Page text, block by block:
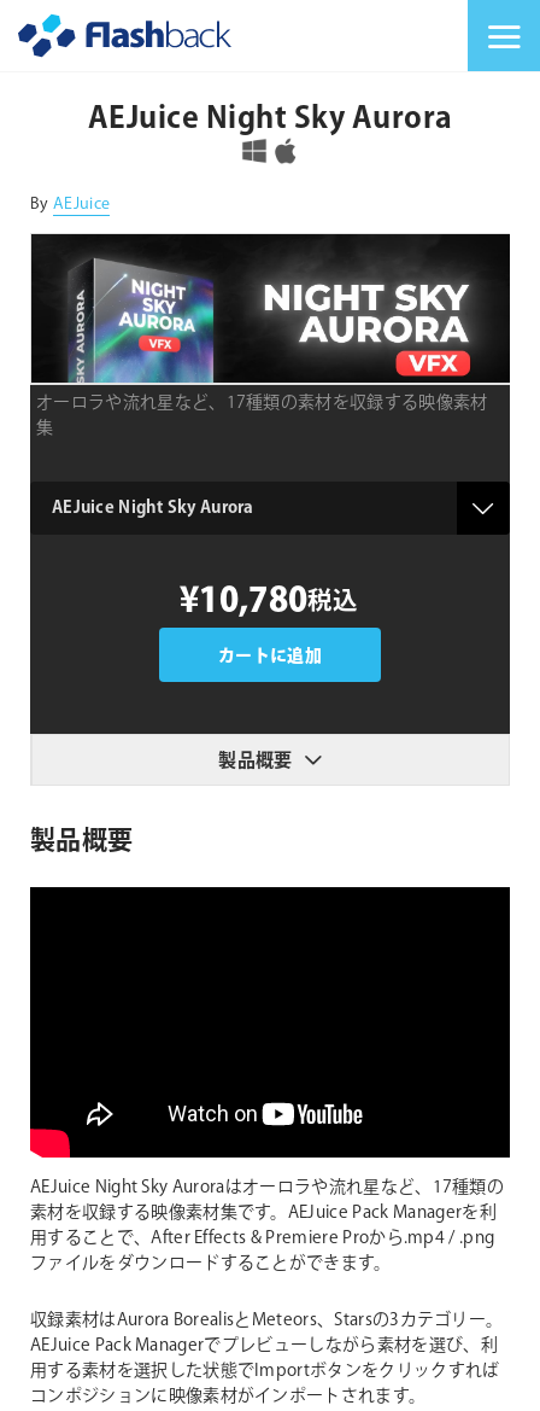
AEJuice Night Sky Aurora
対応OS
By AEJuice
オーロラや流れ星など、17種類の素材を収録する映像素材
集
type
¥10,780税込
カートに追加
製品概要
製品概要
AEJuice Night Sky Auroraはオーロラや流れ星など、17種類の
素材を収録する映像素材集です。AEJuice Pack Managerを利
用することで、After Effects & Premiere Proから.mp4 / .png
ファイルをダウンロードすることができます。
収録素材はAurora BorealisとMeteors、Starsの3カテゴリー。
AEJuice Pack Managerでプレビューしながら素材を選び、利
用する素材を選択した状態でImportボタンをクリックすれば
コンポジションに映像素材がインポートされます。